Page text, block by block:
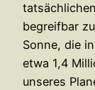
begreifbar
Sonne, die
etwa 1,4
unseres